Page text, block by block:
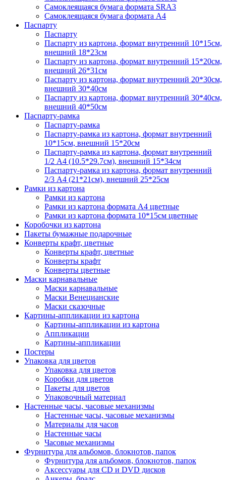
Самоклеящаяся бумага формата SRА3
Самоклеящаяся бумага формата А4
Паспарту
Паспарту
Паспарту из картона, формат внутренний 10*15см,
внешний 18*23см
Паспарту из картона, формат внутренний 15*20см,
внешний 26*31см
Паспарту из картона, формат внутренний 20*30см,
внешний 30*40см
Паспарту из картона, формат внутренний 30*40см,
внешний 40*50см
Паспарту-рамка
Паспарту-рамка
Паспарту-рамка из картона, формат внутренний
10*15см, внешний 15*20см
Паспарту-рамка из картона, формат внутренний
1/2 А4 (10.5*29.7см), внешний 15*34см
Паспарту-рамка из картона, формат внутренний
2/3 А4 (21*21см), внешний 25*25см
Рамки из картона
Рамки из картона
Рамки из картона формата А4 цветные
Рамки из картона формата 10*15см цветные
Коробочки из картона
Пакеты бумажные подарочные
Конверты крафт, цветные
Конверты крафт, цветные
Конверты крафт
Конверты цветные
Маски карнавальные
Маски карнавальные
Маски Венецианские
Маски сказочные
Картины-аппликации из картона
Картины-аппликации из картона
Аппликации
Картины-аппликации
Постеры
Упаковка для цветов
Упаковка для цветов
Коробки для цветов
Пакеты для цветов
Упаковочный материал
Настенные часы, часовые механизмы
Настенные часы, часовые механизмы
Материалы для часов
Настенные часы
Часовые механизмы
Фурнитура для альбомов, блокнотов, папок
Фурнитура для альбомов, блокнотов, папок
Аксессуары для CD и DVD дисков